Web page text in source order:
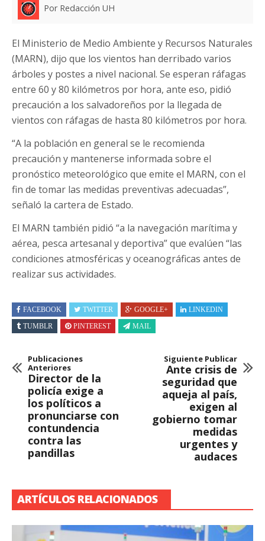
Por Redacción UH
El Ministerio de Medio Ambiente y Recursos Naturales
(MARN), dijo que los vientos han derribado varios
árboles y postes a nivel nacional. Se esperan ráfagas
entre 60 y 80 kilómetros por hora, ante eso, pidió
precaución a los salvadoreños por la llegada de
vientos con ráfagas de hasta 80 kilómetros por hora.
“A la población en general se le recomienda
precaución y mantenerse informada sobre el
pronóstico meteorológico que emite el MARN, con el
fin de tomar las medidas preventivas adecuadas”,
señaló la cartera de Estado.
El MARN también pidió “a la navegación marítima y
aérea, pesca artesanal y deportiva” que evalúen “las
condiciones atmosféricas y oceanográficas antes de
realizar sus actividades.
FACEBOOK TWITTER GOOGLE+
LINKEDIN
TUMBLR
PINTEREST MAIL
Publicaciones
Anteriores
Director de la
policía exige a
los políticos a
pronunciarse con
contundencia
contra las
pandillas
Siguiente Publicar
Ante crisis de
seguridad que
aqueja al país,
exigen al
gobierno tomar
medidas
urgentes y
audaces
ARTÍCULOS RELACIONADOS